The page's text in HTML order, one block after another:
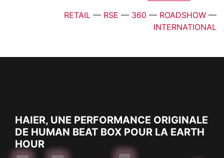
RETAIL — RSE — 360 — ROADSHOW —
INTERNATIONAL
HAIER, UNE PERFORMANCE ORIGINALE
DE HUMAN BEAT BOX POUR LA EARTH
HOUR